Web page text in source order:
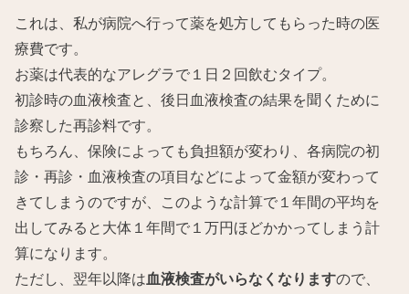
これは、私が病院へ行って薬を処方してもらった時の医
療費です。
お薬は代表的なアレグラで１日２回飲むタイプ。
初診時の血液検査と、後日血液検査の結果を聞くために
診察した再診料です。
もちろん、保険によっても負担額が変わり、各病院の初
診・再診・血液検査の項目などによって金額が変わって
きてしまうのですが、このような計算で１年間の平均を
出してみると大体１年間で１万円ほどかかってしまう計
算になります。
ただし、翌年以降は血液検査がいらなくなりますので、